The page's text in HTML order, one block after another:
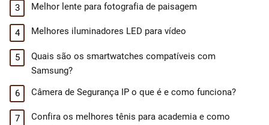
Melhor lente para fotografia de paisagem
Melhores iluminadores LED para vídeo
Quais são os smartwatches compatíveis com
Samsung?
Câmera de Segurança IP o que é e como funciona?
Confira os melhores tênis para academia e como